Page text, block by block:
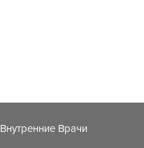
Внутренние Врачи